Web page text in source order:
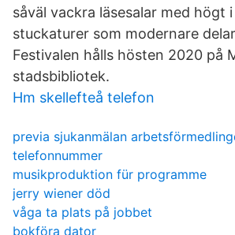
såväl vackra läsesalar med högt
stuckaturer som modernare
Festivalen hålls hösten 2020 på
stadsbibliotek.
Hm skellefteå telefon
previa sjukanmälan
telefonnummer
musikproduktion für programme
jerry wiener död
våga ta plats på jobbet
bokföra dator